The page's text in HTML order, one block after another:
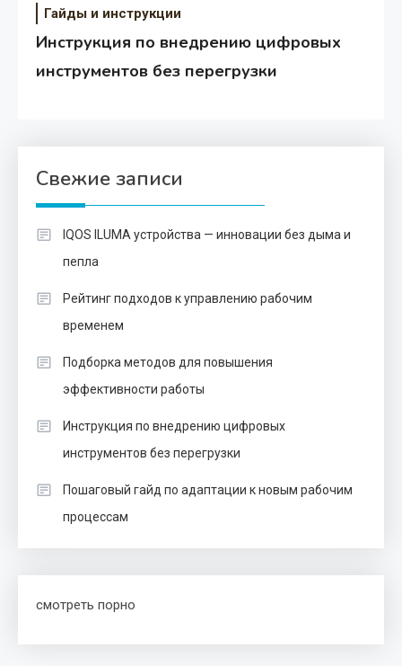
Гайды и инструкции
Инструкция по внедрению цифровых
инструментов без перегрузки
Свежие записи
IQOS ILUMA устройства — инновации без дыма и
пепла
Рейтинг подходов к управлению рабочим
временем
Подборка методов для повышения
эффективности работы
Инструкция по внедрению цифровых
инструментов без перегрузки
Пошаговый гайд по адаптации к новым рабочим
процессам
смотреть порно